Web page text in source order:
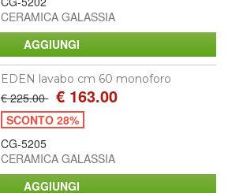
CERAMICA GALASSIA
EDEN lavabo cm 60 monoforo
€ 225.00 € 163.00
SCONTO 28%
CG-5205
CERAMICA GALASSIA